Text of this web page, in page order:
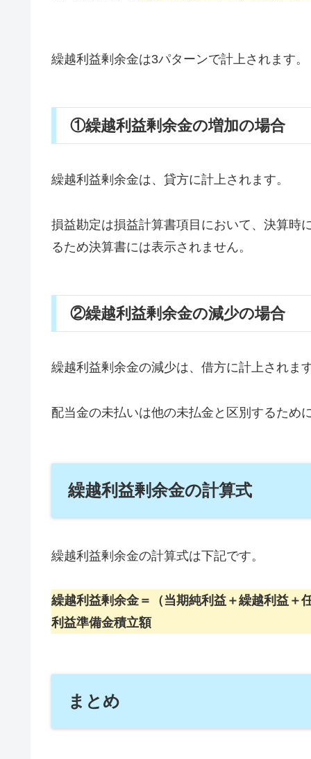
繰越利益剰余金は3パターンで計上されます。
①繰越利益剰余金の増加の場合
繰越利益剰余金は、貸方に計上されます。
損益勘定は損益計算書項目において、決算時
るため決算書には表示されません。
②繰越利益剰余金の減少の場合
繰越利益剰余金の減少は、借方に計上されま
配当金の未払いは他の未払金と区別するため
繰越利益剰余金の計算式
繰越利益剰余金の計算式は下記です。
繰越利益剰余金＝（当期純利益＋繰越利益＋
利益準備金積立額
まとめ